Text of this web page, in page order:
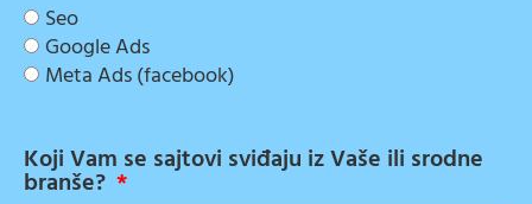
Seo
Google Ads
Meta Ads (facebook)
Koji Vam se sajtovi sviđaju iz Vaše ili srodne
branše?